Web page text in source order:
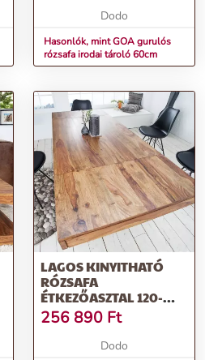
Dodo
Hasonlók, mint GOA gurulós
rózsafa irodai tároló 60cm
LAGOS KINYITHATÓ
RÓZSAFA
ÉTKEZŐASZTAL 120-
200CM
256 890 Ft
Dodo